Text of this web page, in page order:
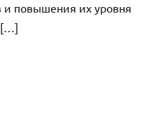
и повышения их уровня
[…]